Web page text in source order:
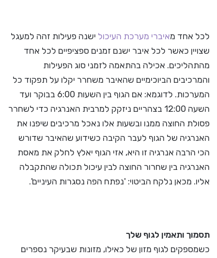
לכל אחד מאיברי מערכת העיכול ישנה פעילות זהה למעגל
שצויין כאשר לכל איבר ישנם זמנים ספציפיים לכל אחד
מהתהליכים. אכילה בהתאמה לזמני סוג הפעילות
והמרכיבים הביוכימיים שהאיבר משחרר יקלו על תפקוד כל
המערכות. לדוגמא: אם הגוף בין השעות 6:00 בבוקר ועד
השעה 12:00 בצהריים ניזקק למרבית האנרגיה כדי לשחרר
פסולת החוצה ממנו ובשעות אלו נאכל מרכיבים שיפנו את
האנרגיה של הגוף לעבר הקיבה כשידוע שהאיבר שדורש
הכי הרבה אנרגיה זו היא, אזי הגוף יאלץ לחלק את מאסת
האנרגיה בין שחרור החוצה לבין עיכול תכולה שהתקבלה
אליו. מכאן נלקח הביטוי: 'נפתח הפה נסגרות העיניים'.
תסמוך ותאמין לגוף שלך
כשמספקים לגוף מזון של כאילו, מזונות שבעיקר נספרים